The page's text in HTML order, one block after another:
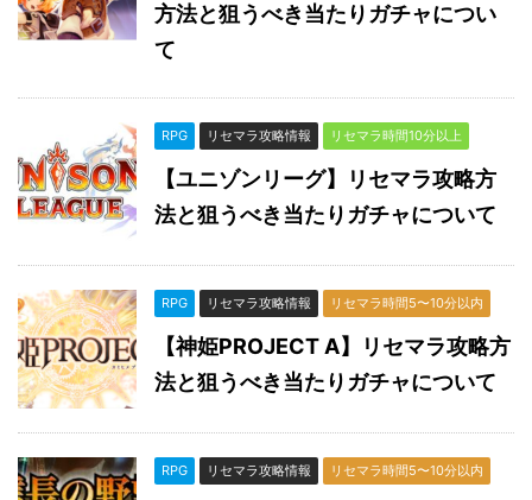
方法と狙うべき当たりガチャについ
て
RPG リセマラ攻略情報 リセマラ時間10分以上
【ユニゾンリーグ】リセマラ攻略方
法と狙うべき当たりガチャについて
RPG リセマラ攻略情報 リセマラ時間5〜10分以内
【神姫PROJECT A】リセマラ攻略方
法と狙うべき当たりガチャについて
RPG リセマラ攻略情報 リセマラ時間5〜10分以内